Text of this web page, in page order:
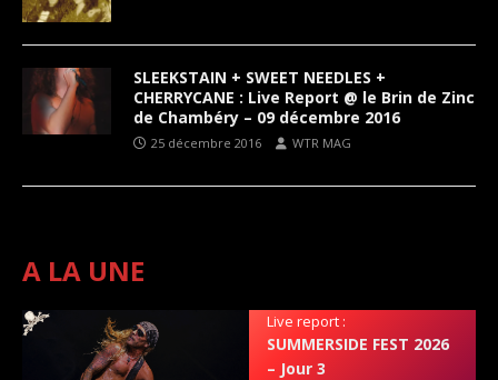
SLEEKSTAIN + SWEET NEEDLES +
CHERRYCANE : Live Report @ le Brin de Zinc
de Chambéry – 09 décembre 2016
25 décembre 2016 WTR MAG
A LA UNE
Live report :
SUMMERSIDE FEST 2026
– Jour 3